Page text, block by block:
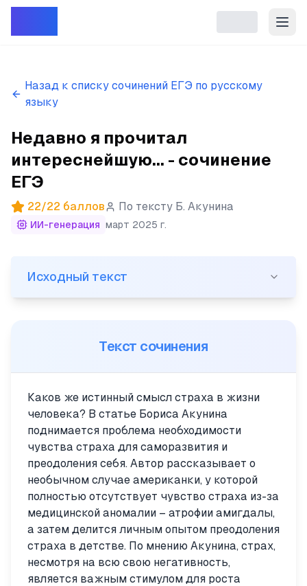
Назад к списку сочинений ЕГЭ по русскому
языку
Недавно я прочитал
интереснейшую... - сочинение
ЕГЭ
22/22 баллов По тексту Б. Акунина
ИИ-генерация март 2025 г.
(1)Недавно я прочитал интереснейшую статью про
Исходный текст
Текст сочинения
Каков же истинный смысл страха в жизни
человека? В статье Бориса Акунина
поднимается проблема необходимости
чувства страха для саморазвития и
преодоления себя. Автор рассказывает о
необычном случае американки, у которой
полностью отсутствует чувство страха из-за
медицинской аномалии – атрофии амигдалы,
а затем делится личным опытом преодоления
страха в детстве. По мнению Акунина, страх,
несмотря на всю свою негативность,
является важным стимулом для роста